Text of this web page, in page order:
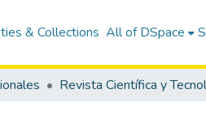
& Collections All of DSpace